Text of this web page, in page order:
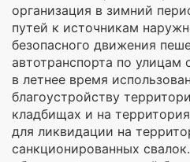
организация в зимний
путей к источникам
безопасного движения
автотранспорта по улицам
в летнее время
благоустройству
кладбищах и на
для ликвидации на
санкционированных